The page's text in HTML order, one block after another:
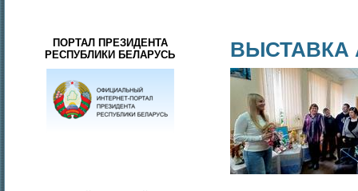
ПОРТАЛ ПРЕЗИДЕНТА
РЕСПУБЛИКИ БЕЛАРУСЬ
ВЫСТАВКА